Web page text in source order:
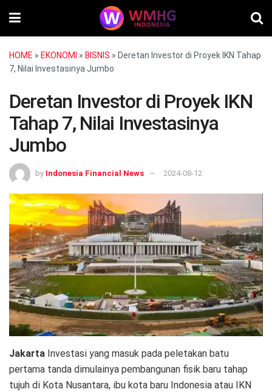
HOME » EKONOMI » BISNIS » Deretan Investor di Proyek IKN Tahap
7, Nilai Investasinya Jumbo
Deretan Investor di Proyek IKN
Tahap 7, Nilai Investasinya
Jumbo
by Indonesia Financial News 2024-08-12
Jakarta Investasi yang masuk pada peletakan batu
pertama tanda dimulainya pembangunan fisik baru tahap
tujuh di Kota Nusantara, ibu kota baru Indonesia atau IKN